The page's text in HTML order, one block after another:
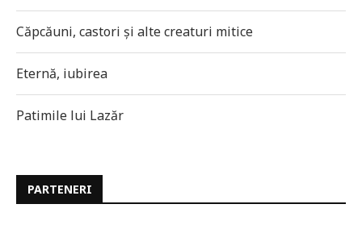
Căpcăuni, castori și alte creaturi mitice
Eternă, iubirea
Patimile lui Lazăr
PARTENERI